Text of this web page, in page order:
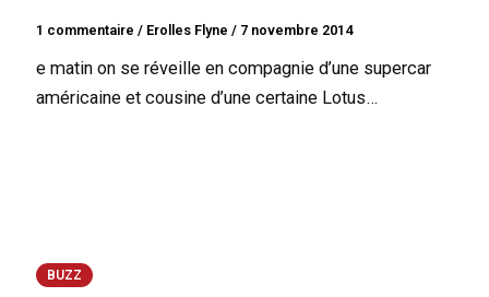
1 commentaire / Erolles Flyne/ 7 novembre 2014
e matin on se réveille en compagnie d’une supercar
américaine et cousine d’une certaine Lotus…
BUZZ